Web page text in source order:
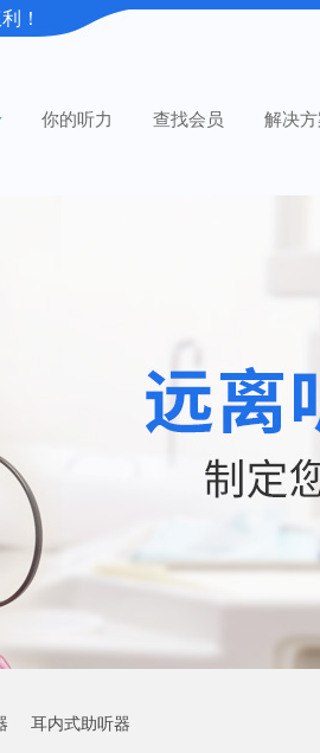
！
你的听力 查找会员 解决方
耳内式助听器